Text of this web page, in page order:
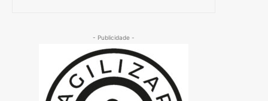
- Publicidade -